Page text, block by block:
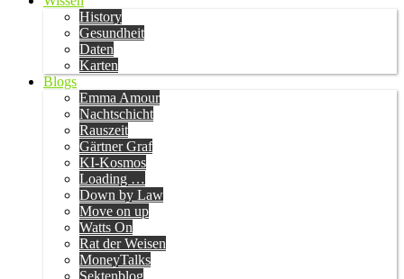
History
Gesundheit
Daten
Karten
Blogs
Emma Amour
Nachtschicht
Rauszeit
Gärtner Graf
KI-Kosmos
Loading …
Down by Law
Move on up
Watts On
Rat der Weisen
MoneyTalks
Sektenblog